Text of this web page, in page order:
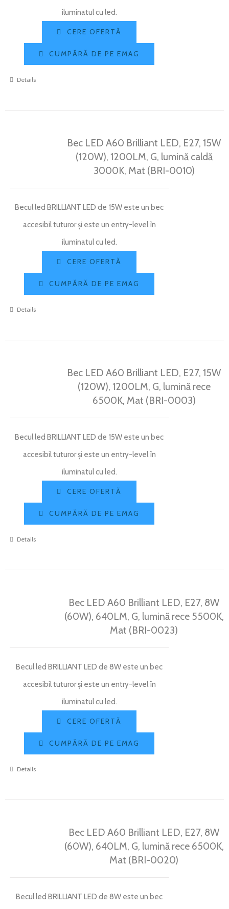
iluminatul cu led.
CERE OFERTĂ
CUMPĂRĂ DE PE EMAG
Details
Bec LED A60 Brilliant LED, E27, 15W
(120W), 1200LM, G, lumină caldă
3000K, Mat (BRI-0010)
Becul led BRILLIANT LED de 15W este un bec
accesibil tuturor și este un entry-level în
iluminatul cu led.
CERE OFERTĂ
CUMPĂRĂ DE PE EMAG
Details
Bec LED A60 Brilliant LED, E27, 15W
(120W), 1200LM, G, lumină rece
6500K, Mat (BRI-0003)
Becul led BRILLIANT LED de 15W este un bec
accesibil tuturor și este un entry-level în
iluminatul cu led.
CERE OFERTĂ
CUMPĂRĂ DE PE EMAG
Details
Bec LED A60 Brilliant LED, E27, 8W
(60W), 640LM, G, lumină rece 5500K,
Mat (BRI-0023)
Becul led BRILLIANT LED de 8W este un bec
accesibil tuturor și este un entry-level în
iluminatul cu led.
CERE OFERTĂ
CUMPĂRĂ DE PE EMAG
Details
Bec LED A60 Brilliant LED, E27, 8W
(60W), 640LM, G, lumină rece 6500K,
Mat (BRI-0020)
Becul led BRILLIANT LED de 8W este un bec